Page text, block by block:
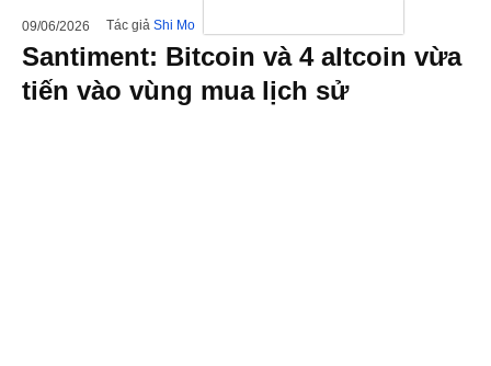
09/06/2026 Tác giả Shi Mo
Santiment: Bitcoin và 4 altcoin vừa
tiến vào vùng mua lịch sử